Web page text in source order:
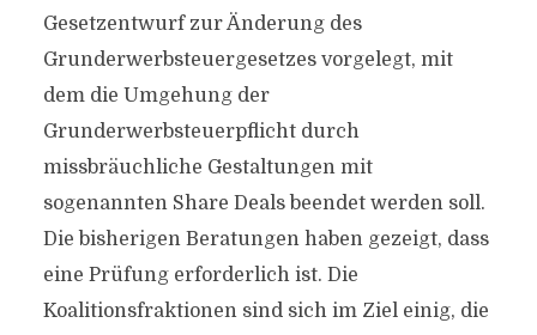
Gesetzentwurf zur Änderung des
Grunderwerbsteuergesetzes vorgelegt, mit
dem die Umgehung der
Grunderwerbsteuerpflicht durch
missbräuchliche Gestaltungen mit
sogenannten Share Deals beendet werden soll.
Die bisherigen Beratungen haben gezeigt, dass
eine Prüfung erforderlich ist. Die
Koalitionsfraktionen sind sich im Ziel einig, die